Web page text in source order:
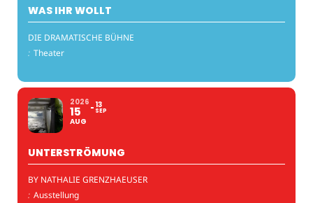
WAS IHR WOLLT
DIE DRAMATISCHE BÜHNE
: Theater
2026
15
AUG
13
SEP
UNTERSTRÖMUNG
BY NATHALIE GRENZHAEUSER
: Ausstellung